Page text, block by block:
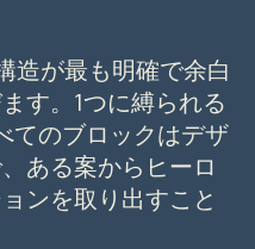
造が最も明確で余白
す。1つに縛られる
のブロックはデザ
ある案からヒーロ
ンを取り出すこと